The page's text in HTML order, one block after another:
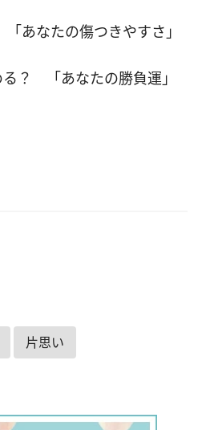
と言われてしまうことも
が大切な人。自分自身と
言わない ▼答えをチェッ
「5％」。裏表がなく、正
るかもしれません。 Bを
あなたの傷つきやすさ」
？ 「あなたの勝負運」
片思い